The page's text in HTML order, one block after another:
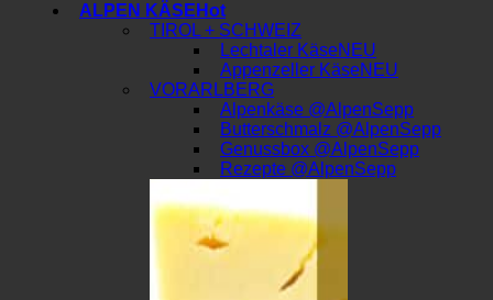
ALPEN KÄSE
TIROL + SCHWEIZ
Lechtaler Käse
Appenzeller Käse
VORARLBERG
Alpenkäse @AlpenSepp
Butterschmalz @AlpenSepp
Genussbox @AlpenSepp
Rezepte @AlpenSepp